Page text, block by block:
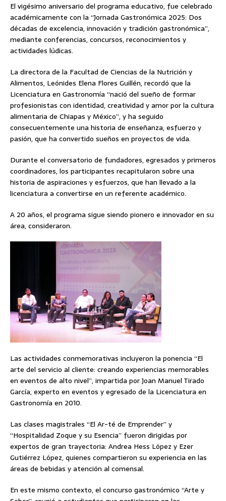
El vigésimo aniversario del programa educativo, fue celebrado
académicamente con la “Jornada Gastronómica 2025: Dos
décadas de excelencia, innovación y tradición gastronómica”,
mediante conferencias, concursos, reconocimientos y
actividades lúdicas.
La directora de la Facultad de Ciencias de la Nutrición y
Alimentos, Leónides Elena Flores Guillén, recordó que la
Licenciatura en Gastronomía “nació del sueño de formar
profesionistas con identidad, creatividad y amor por la cultura
alimentaria de Chiapas y México”, y ha seguido
consecuentemente una historia de enseñanza, esfuerzo y
pasión, que ha convertido sueños en proyectos de vida.
Durante el conversatorio de fundadores, egresados y primeros
coordinadores, los participantes recapitularon sobre una
historia de aspiraciones y esfuerzos, que han llevado a la
licenciatura a convertirse en un referente académico.
A 20 años, el programa sigue siendo pionero e innovador en su
área, consideraron.
Las actividades conmemorativas incluyeron la ponencia “El
arte del servicio al cliente: creando experiencias memorables
en eventos de alto nivel”, impartida por Joan Manuel Tirado
García, experto en eventos y egresado de la Licenciatura en
Gastronomía en 2010.
Las clases magistrales “El Ar-té de Emprender” y
“Hospitalidad Zoque y su Esencia” fueron dirigidas por
expertos de gran trayectoria: Andrea Hess López y Ezer
Gutiérrez López, quienes compartieron su experiencia en las
áreas de bebidas y atención al comensal.
En este mismo contexto, el concurso gastronómico “Arte y